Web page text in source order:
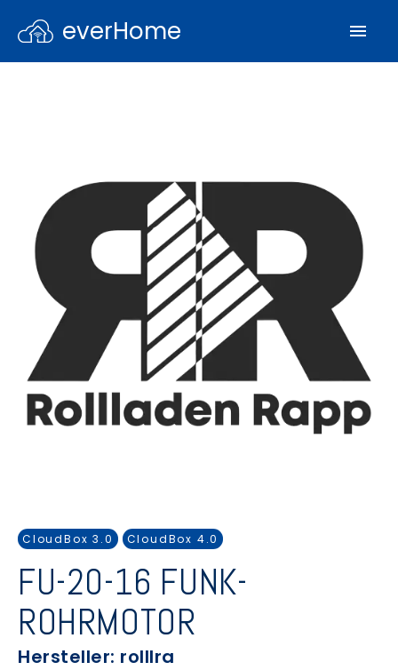
everHome
CloudBox 3.0 CloudBox 4.0
FU-20-16 FUNK-
ROHRMOTOR
Hersteller: rolllra